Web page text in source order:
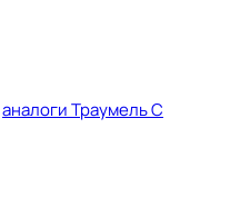
аналоги Траумель С